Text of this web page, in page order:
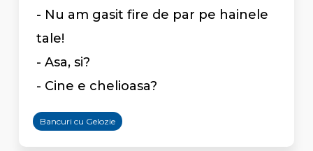
- Nu am gasit fire de par pe hainele
tale!
- Asa, si?
- Cine e chelioasa?
Bancuri cu Gelozie